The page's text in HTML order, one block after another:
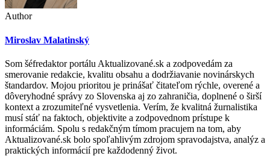
Author
Miroslav Malatinský
Som šéfredaktor portálu Aktualizované.sk a zodpovedám za
smerovanie redakcie, kvalitu obsahu a dodržiavanie novinárskych
štandardov. Mojou prioritou je prinášať čitateľom rýchle, overené a
dôveryhodné správy zo Slovenska aj zo zahraničia, doplnené o širší
kontext a zrozumiteľné vysvetlenia. Verím, že kvalitná žurnalistika
musí stáť na faktoch, objektivite a zodpovednom prístupe k
informáciám. Spolu s redakčným tímom pracujem na tom, aby
Aktualizované.sk bolo spoľahlivým zdrojom spravodajstva, analýz a
praktických informácií pre každodenný život.